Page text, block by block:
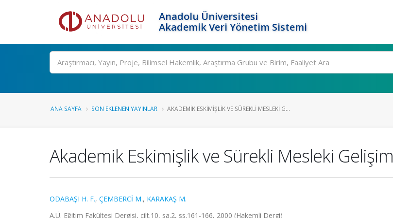
Anadolu Üniversitesi
Akademik Veri Yönetim Sistemi
Ara
ANA SAYFA SON EKLENEN YAYINLAR AKADEMIK ESKIMIŞLIK VE SÜREKLI MESLEKI G...
Akademik Eskimişlik ve Sürekli Mesleki Gelişim
ODABAŞI H. F., ÇEMBERCİ M., KARAKAŞ M.
A.Ü. Eğitim Fakültesi Dergisi, cilt.10, sa.2, ss.161-166, 2000 (Hakemli Dergi)